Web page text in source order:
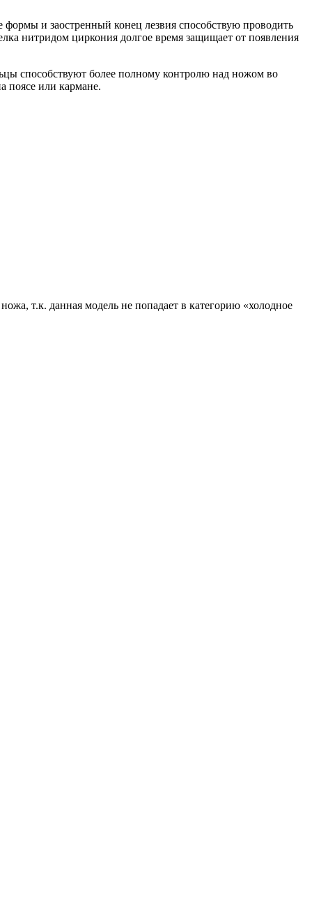
и заостренный конец лезвия способствую проводить
нитридом циркония долгое время защищает от появления
способствуют более полному контролю над ножом во
поясе или кармане.
т.к. данная модель не попадает в категорию «холодное